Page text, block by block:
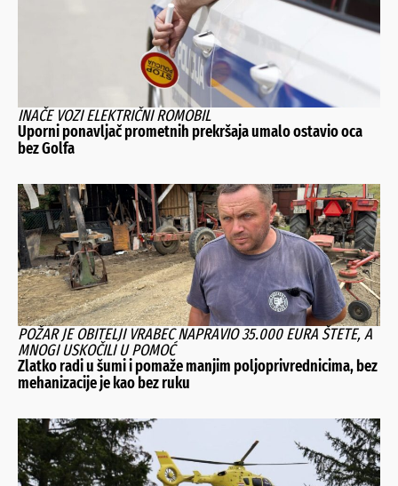
INAČE VOZI ELEKTRIČNI ROMOBIL
Uporni ponavljač prometnih prekršaja umalo ostavio oca
bez Golfa
POŽAR JE OBITELJI VRABEC NAPRAVIO 35.000 EURA ŠTETE, A
MNOGI USKOČILI U POMOĆ
Zlatko radi u šumi i pomaže manjim poljoprivrednicima, bez
mehanizacije je kao bez ruku